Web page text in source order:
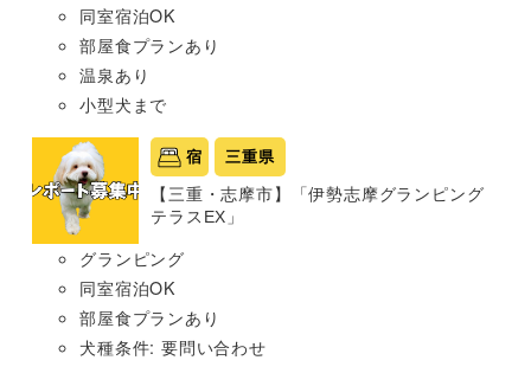
同室宿泊OK
部屋食プランあり
温泉あり
小型犬まで
宿 三重県
【三重・志摩市】「伊勢志摩グランピング
テラスEX」
グランピング
同室宿泊OK
部屋食プランあり
犬種条件: 要問い合わせ